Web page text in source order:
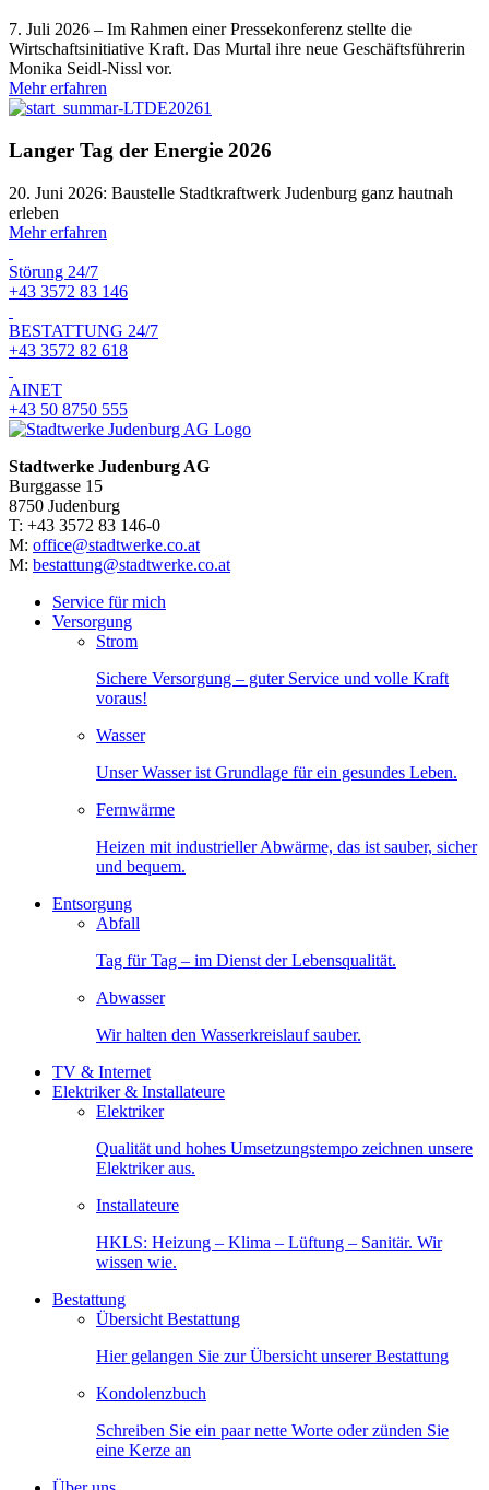
7. Juli 2026 – Im Rahmen einer Pressekonferenz stellte die
Wirtschaftsinitiative Kraft. Das Murtal ihre neue Geschäftsführerin
Monika Seidl-Nissl vor.
Mehr erfahren
Langer Tag der Energie 2026
20. Juni 2026: Baustelle Stadtkraftwerk Judenburg ganz hautnah
erleben
Mehr erfahren
Störung 24/7
+43 3572 83 146
BESTATTUNG 24/7
+43 3572 82 618
AINET
+43 50 8750 555
Stadtwerke Judenburg AG
Burggasse 15
8750 Judenburg
T: +43 3572 83 146-0
M: office@stadtwerke.co.at
M: bestattung@stadtwerke.co.at
Service für mich
Versorgung
Strom
Sichere Versorgung – guter Service und volle Kraft
voraus!
Wasser
Unser Wasser ist Grundlage für ein gesundes Leben.
Fernwärme
Heizen mit industrieller Abwärme, das ist sauber, sicher
und bequem.
Entsorgung
Abfall
Tag für Tag – im Dienst der Lebensqualität.
Abwasser
Wir halten den Wasserkreislauf sauber.
TV & Internet
Elektriker & Installateure
Elektriker
Qualität und hohes Umsetzungstempo zeichnen unsere
Elektriker aus.
Installateure
HKLS: Heizung – Klima – Lüftung – Sanitär. Wir
wissen wie.
Bestattung
Übersicht Bestattung
Hier gelangen Sie zur Übersicht unserer Bestattung
Kondolenzbuch
Schreiben Sie ein paar nette Worte oder zünden Sie
eine Kerze an